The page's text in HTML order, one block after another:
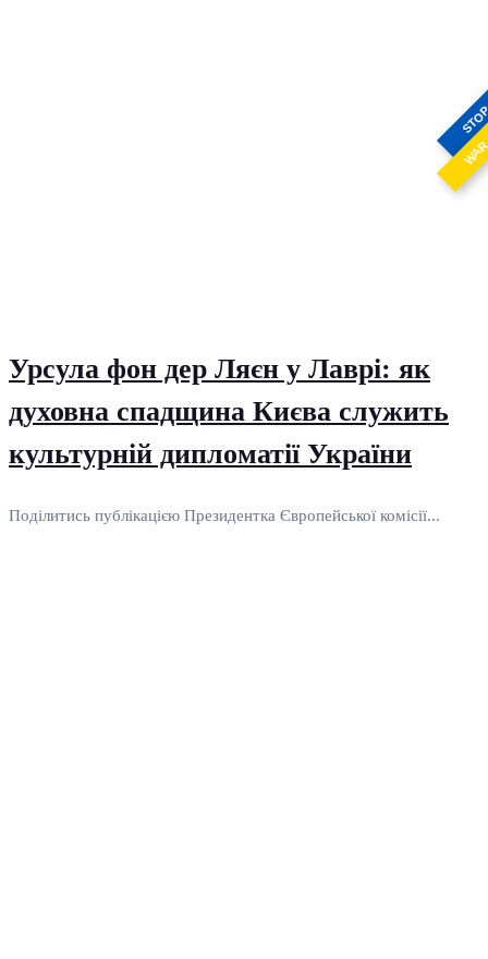
Урсула фон дер Ляєн у Лаврі: як
духовна спадщина Києва служить
культурній дипломатії України
Поділитись публікацією Президентка Європейської комісії...